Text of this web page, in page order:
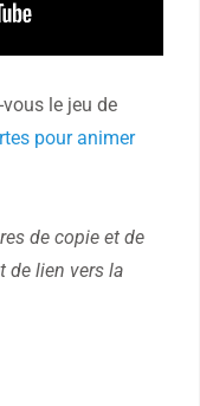
le jeu de
pour animer
de copie et de
de lien vers la